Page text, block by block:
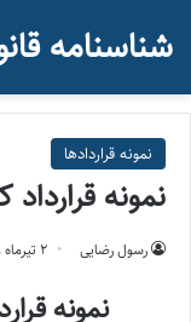
شناسنامه
نمونه قراردادها
نمونه قرارداد
رسول رضایی ۲ تیر‌ماه ۱۳۹۹
نمونه